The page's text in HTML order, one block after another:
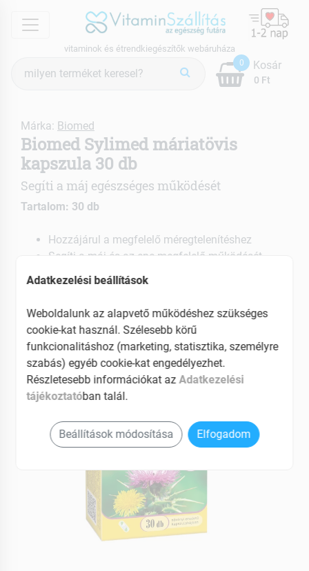
menu
vitaminok és étrendkiegészítők webáruháza
keresés
0
0 Ft
Kosár
Márka: Biomed
Biomed Sylimed máriatövis
kapszula 30 db
Segíti a máj egészséges működését
Tartalom: 30 db
Hozzájárul a megfelelő méregtelenítéshez
Segíti a máj és az epe megfelelő működését
Segíti az emésztést
Adatkezelési beállítások
Weboldalunk az alapvető működéshez szükséges
cookie-kat használ. Szélesebb körű
funkcionalitáshoz (marketing, statisztika, személyre
szabás) egyéb cookie-kat engedélyezhet.
Részletesebb információkat azAdatkezelési
tájékoztatóban talál.
Beállítások módosítása Elfogadom